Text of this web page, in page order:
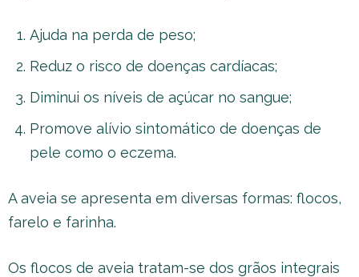
Ajuda na perda de peso;
Reduz o risco de doenças cardíacas;
Diminui os níveis de açúcar no sangue;
Promove alívio sintomático de doenças de
pele como o eczema.
A aveia se apresenta em diversas formas: flocos,
farelo e farinha.
Os flocos de aveia tratam-se dos grãos integrais